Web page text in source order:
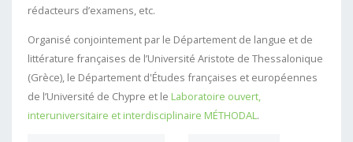
rédacteurs d’examens, etc.
Organisé conjointement par le Département de langue et de
littérature françaises de l’Université Aristote de Thessalonique
(Grèce), le Département d'Études françaises et européennes
de l’Université de Chypre et le Laboratoire ouvert,
interuniversitaire et interdisciplinaire MÉTHODAL .